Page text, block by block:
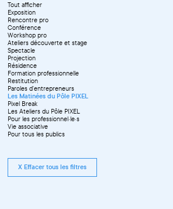
Tout afficher
Exposition
Rencontre pro
Conférence
Workshop pro
Ateliers découverte et stage
Spectacle
Projection
Résidence
Formation professionnelle
Restitution
Paroles d'entrepreneurs
Les Matinées du Pôle PIXEL
Pixel Break
Les Ateliers du Pôle PIXEL
Pour les professionnel·le·s
Vie associative
Pour tous les publics
X Effacer tous les filtres